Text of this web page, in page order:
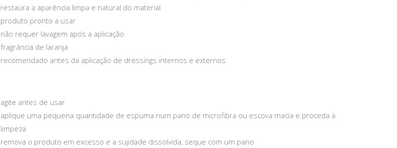
restaura a aparência limpa e natural do material
produto pronto a usar
não requer lavagem após a aplicação
fragrância de laranja
recomendado antes da aplicação de dressings internos e externos
agite antes de usar
aplique uma pequena quantidade de espuma num pano de microfibra ou escova macia e proceda à
limpeza
remova o produto em excesso e a sujidade dissolvida, seque com um pano